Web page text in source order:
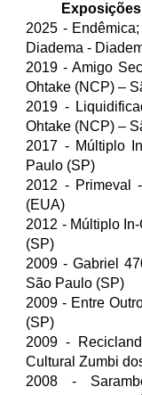
2025 -
Diadema -
2019 - Amigo
Ohtake (NCP) –
2019 -
Ohtake (NCP) –
2017 - Múltiplo
Paulo (SP)
2012 - Primeval
(EUA)
2012 - Múltiplo
(SP)
2009 - Gabriel
São Paulo (SP)
2009 - Entre
(SP)
2009 -
Cultural Zumbi
2008 -